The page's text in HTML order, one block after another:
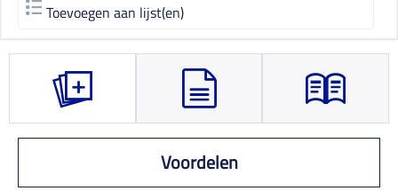
Toevoegen aan lijst(en)
Voordelen